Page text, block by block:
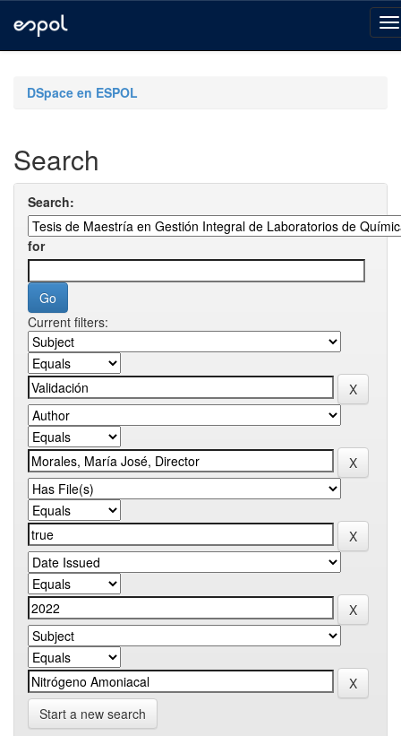
navigationDSpace en ESPOL
Search
Search:
for
Current filters:
Start a new search